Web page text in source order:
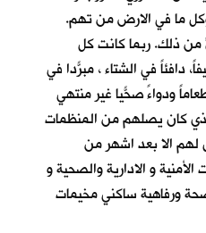
وكل ما في الارض من تهم.
من ذلك. ربما كانت كل
دافئاً في الشتاء ، مبرّداً في
ودواءً صحّياً غير منتهي
كان يصلهم من المنظمات
لهم الا بعد اشهر من
و الادارية والصحية و
ورفاهية ساكني مخيمات